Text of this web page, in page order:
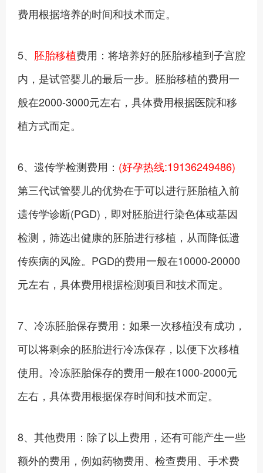
费用根据培养的时间和技术而定。
5、 胚胎移植费用：将培养好的胚胎移植到子宫腔
内，是试管婴儿的最后一步。胚胎移植的费用一
般在2000-3000元左右，具体费用根据医院和移
植方式而定。
6、遗传学检测费用： (好孕热线:19136249486)
第三代试管婴儿的优势在于可以进行胚胎植入前
遗传学诊断(PGD)，即对胚胎进行染色体或基因
检测，筛选出健康的胚胎进行移植，从而降低遗
传疾病的风险。PGD的费用一般在10000-20000
元左右，具体费用根据检测项目和技术而定。
7、冷冻胚胎保存费用：如果一次移植没有成功，
可以将剩余的胚胎进行冷冻保存，以便下次移植
使用。冷冻胚胎保存的费用一般在1000-2000元
左右，具体费用根据保存时间和技术而定。
8、其他费用：除了以上费用，还有可能产生一些
额外的费用，例如药物费用、检查费用、手术费